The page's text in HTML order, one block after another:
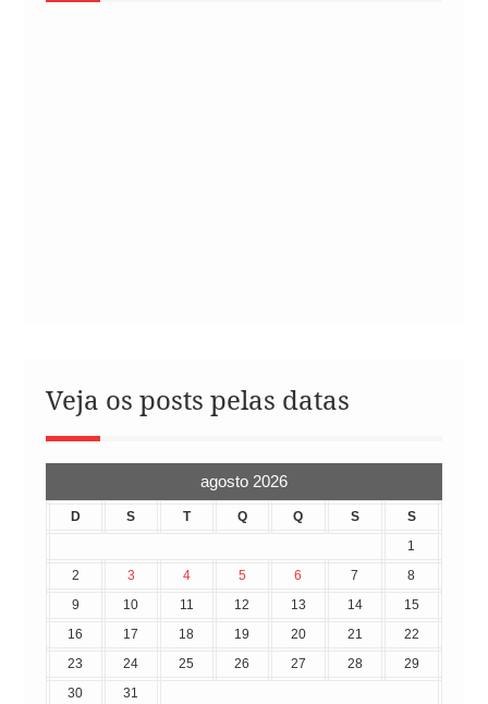
Veja os posts pelas datas
agosto 2026
D S T Q Q S
S
1
2
3 4 5 6 7
8
9
10 11 12 13 14
15
16
17 18 19 20 21
22
23
24 25 26 27 28
29
30
31